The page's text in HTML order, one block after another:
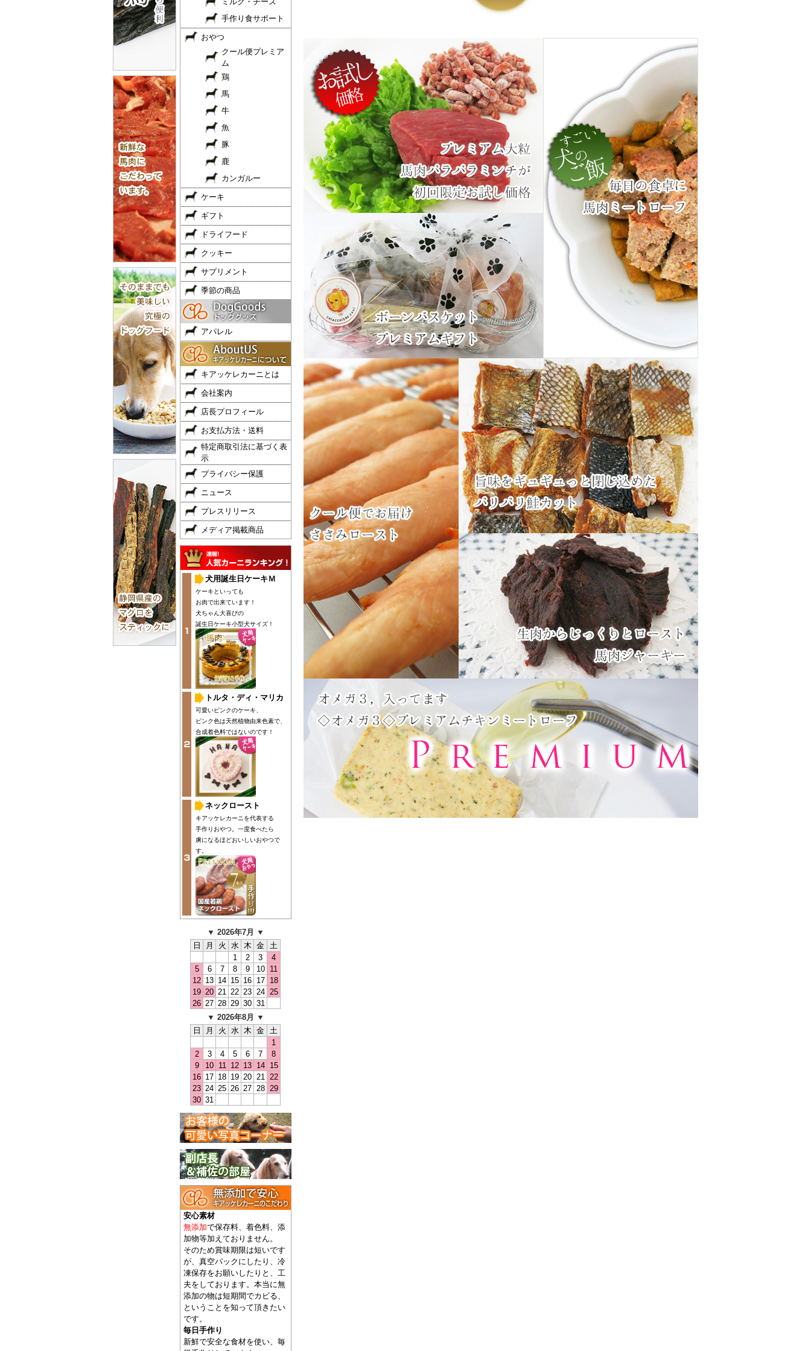
手作り食サポート
おやつ
クール便プレミア
ム
鶏
馬
牛
魚
豚
鹿
カンガルー
ケーキ
ギフト
ドライフード
クッキー
サプリメント
季節の商品
アパレル
キアッケレカーニとは
会社案内
店長プロフィール
お支払方法・送料
特定商取引法に基づく表
示
プライバシー保護
ニュース
プレスリリース
メディア掲載商品
犬用誕生日ケーキＭ
ケーキといっても
お肉で出来ています！
犬ちゃん大喜びの
誕生日ケーキ小型犬サイズ！
トルタ・ディ・マリカ
可愛いピンクのケーキ、
ピンク色は天然植物由来色素で、
合成着色料ではないのです！
ネックロースト
キアッケレカーニを代表する
手作りおやつ。一度食べたら
虜になるほどおいしいおやつで
す。
▼ 2026年7月 ▼
日
月 火 水 木 金 土
1
2 3
4
5
6 7 8 9 10
11
12 13 14 15 16 17
18
19 20 21 22 23 24 25
26 27 28 29 30 31
▼ 2026年8月 ▼
日
月 火 水 木 金 土
1
2
3 4 5 6 7
8
9
10 11 12 13 14
15
16 17 18 19 20 21 22
23 24 25 26 27 28 29
30 31
安心素材
無添加で保存料、着色料、添
加物等加えておりません。
そのため賞味期限は短いです
が、真空パックにしたり、冷
凍保存をお願いしたりと、工
夫をしております。本当に無
添加の物は短期間でカビる、
ということを知って頂きたい
です。
毎日手作り
新鮮で安全な食材を使い、毎